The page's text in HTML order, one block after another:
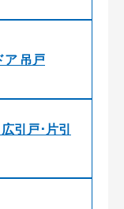
吊戸
引戸･片引